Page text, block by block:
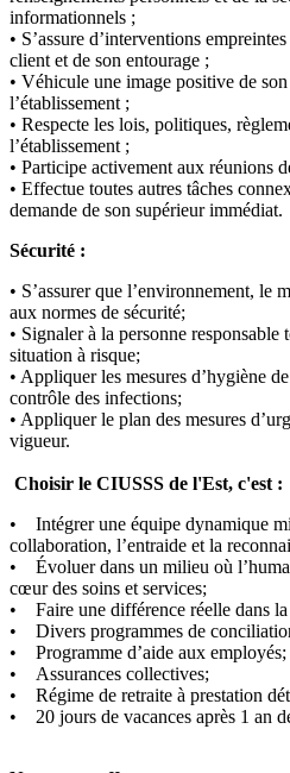
informationnels ;
• S’assure d’interventions
client et de son entourage ;
• Véhicule une image positive de
l’établissement ;
• Respecte les lois, politiques,
l’établissement ;
• Participe activement aux réunions
• Effectue toutes autres tâches
demande de son supérieur immédiat.
Sécurité :
• S’assurer que l’environnement, le
aux normes de sécurité;
• Signaler à la personne
situation à risque;
• Appliquer les mesures d’hygiène
contrôle des infections;
• Appliquer le plan des mesures
vigueur.
Choisir le CIUSSS de l'Est, c'est :
• Intégrer une équipe dynamique
collaboration, l’entraide et la
• Évoluer dans un milieu où
cœur des soins et services;
• Faire une différence réelle dans la
• Divers programmes de
• Programme d’aide aux employés;
• Assurances collectives;
• Régime de retraite à prestation
• 20 jours de vacances après 1 an